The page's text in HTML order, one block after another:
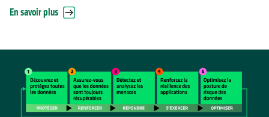
En savoir plus